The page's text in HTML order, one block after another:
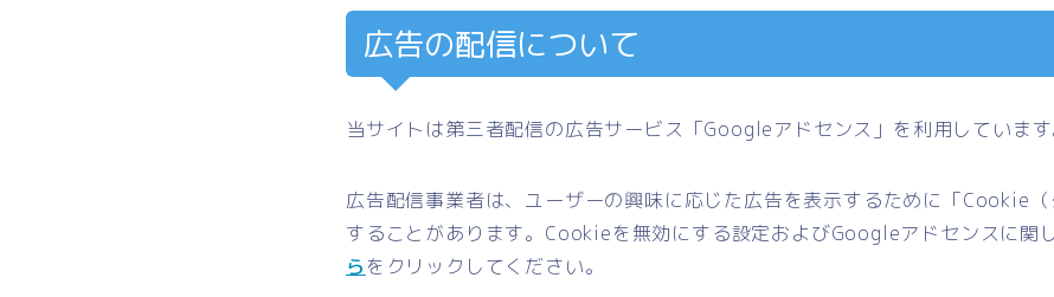
広告の配信について
当サイトは第三者配信の広告サービス 「Googleアドセンス」 を利用しています
広告配信事業者は、ユーザーの興味に応じた広告を表示するために 「Cookie（
することがあります。Cookieを無効にする設定およびGoogleアドセンスに関
らをクリックしてください。